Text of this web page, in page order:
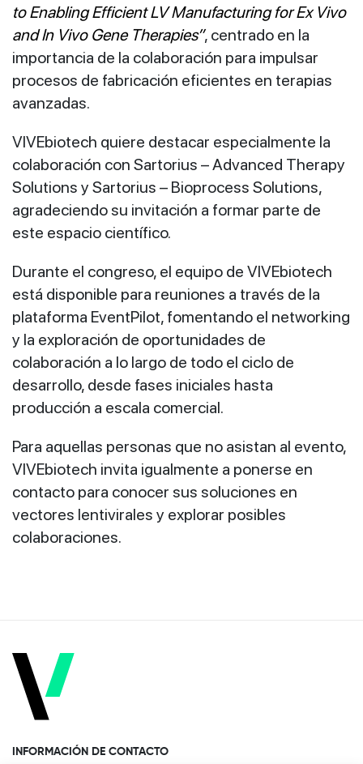
to Enabling Efficient LV Manufacturing for Ex Vivo
and In Vivo Gene Therapies”, centrado en la
importancia de la colaboración para impulsar
procesos de fabricación eficientes en terapias
avanzadas.
VIVEbiotech quiere destacar especialmente la
colaboración con Sartorius – Advanced Therapy
Solutions y Sartorius – Bioprocess Solutions,
agradeciendo su invitación a formar parte de
este espacio científico.
Durante el congreso, el equipo de VIVEbiotech
está disponible para reuniones a través de la
plataforma EventPilot, fomentando el networking
y la exploración de oportunidades de
colaboración a lo largo de todo el ciclo de
desarrollo, desde fases iniciales hasta
producción a escala comercial.
Para aquellas personas que no asistan al evento,
VIVEbiotech invita igualmente a ponerse en
contacto para conocer sus soluciones en
vectores lentivirales y explorar posibles
colaboraciones.
INFORMACIÓN DE CONTACTO